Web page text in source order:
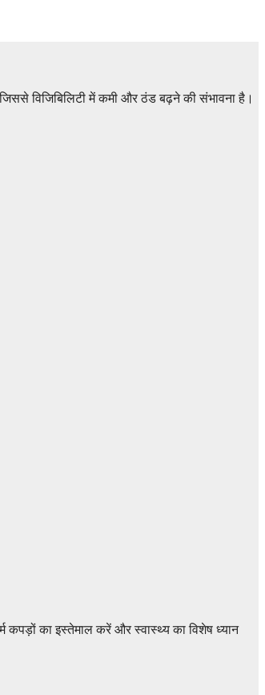
विजिबिलिटी में कमी और ठंड बढ़ने की संभावना है।
कपड़ों का इस्तेमाल करें और स्वास्थ्य का विशेष ध्यान